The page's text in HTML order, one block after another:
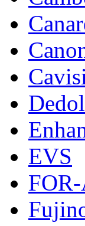
EVS